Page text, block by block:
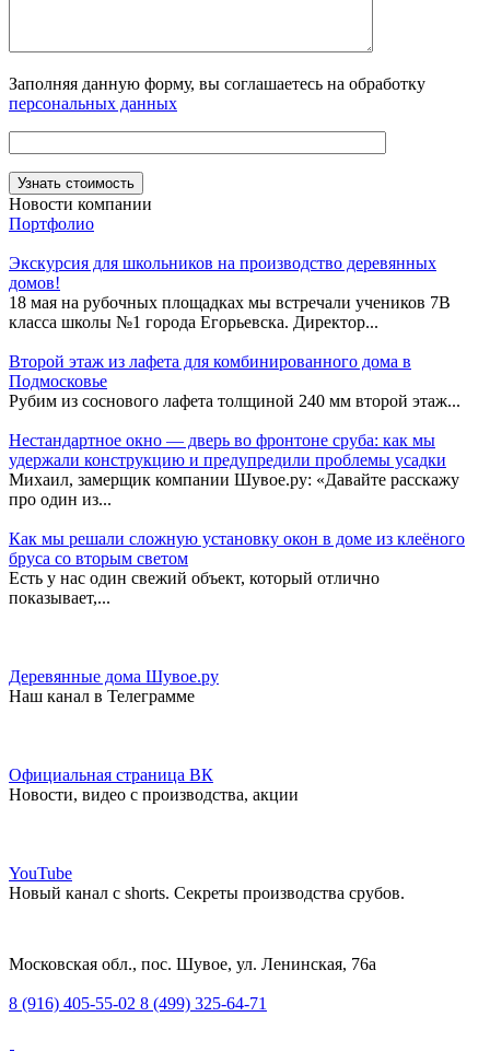
Заполняя данную форму, вы соглашаетесь на обработку
персональных данных
Новости компании
Портфолио
Экскурсия для школьников на производство деревянных
домов!
18 мая на рубочных площадках мы встречали учеников 7В
класса школы №1 города Егорьевска. Директор...
Второй этаж из лафета для комбинированного дома в
Подмосковье
Рубим из соснового лафета толщиной 240 мм второй этаж...
Нестандартное окно — дверь во фронтоне сруба: как мы
удержали конструкцию и предупредили проблемы усадки
Михаил, замерщик компании Шувое.ру: «Давайте расскажу
про один из...
Как мы решали сложную установку окон в доме из клеёного
бруса со вторым светом
Есть у нас один свежий объект, который отлично
показывает,...
Деревянные дома Шувое.ру
Наш канал в Телеграмме
Официальная страница ВК
Новости, видео с производства, акции
YouTube
Новый канал с shorts. Секреты производства срубов.
Московская обл., пос. Шувое, ул. Ленинская, 76а
8 (916) 405-55-02 8 (499) 325-64-71